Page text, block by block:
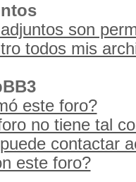
son
todos mis
este foro?
no tiene tal
contactar
este foro?